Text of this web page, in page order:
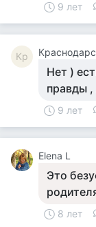
9 лет
Кр
Нет )
правды
9 лет
Elena L
Это
8 лет